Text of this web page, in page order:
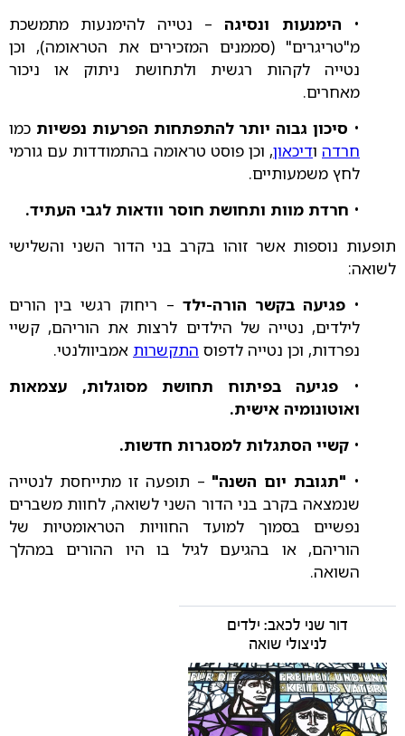
• הימנעות ונסיגה– נטייה להימנעות מתמשכת
מ"טריגרים" (סממנים המזכירים את הטראומה), וכן
נטייה לקהות רגשית ולתחושת ניתוק או ניכור
מאחרים.
• סיכון גבוה יותר להתפתחות הפרעות נפשיות כמו
חרדה ודיכאון, וכן פוסט טראומה בהתמודדות עם גורמי
לחץ משמעותיים.
• חרדת מוות ותחושת חוסר וודאות לגבי העתיד.
תופעות נוספות אשר זוהו בקרב בני הדור השני והשלישי
לשואה:
•פגיעה בקשר הורה-ילד – ריחוק רגשי בין הורים
לילדים, נטייה של הילדים לרצות את הוריהם, קשיי
נפרדות, וכן נטייה לדפוס התקשרות אמביוולנטי.
• פגיעה בפיתוח תחושת מסוגלות, עצמאות
ואוטונומיה אישית.
• קשיי הסתגלות למסגרות חדשות.
• "תגובת יום השנה" – תופעה זו מתייחסת לנטייה
שנמצאה בקרב בני הדור השני לשואה, לחוות משברים
נפשיים בסמוך למועד החוויות הטראומטיות של
הוריהם, או בהגיעם לגיל בו היו ההורים במהלך
השואה.
דור שני לכאב: ילדים
לניצולי שואה